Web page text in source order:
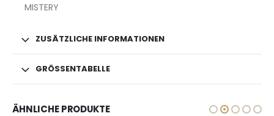
MISTERY
ZUSÄTZLICHE INFORMATIONEN
GRÖSSENTABELLE
ÄHNLICHE PRODUKTE